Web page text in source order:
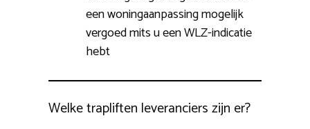
een woningaanpassing mogelijk
vergoed mits u een WLZ-indicatie
hebt
Welke trapliften leveranciers zijn er?